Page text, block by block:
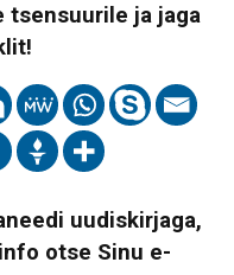
tsensuurile ja jaga
uudiskirjaga,
otse Sinu e-